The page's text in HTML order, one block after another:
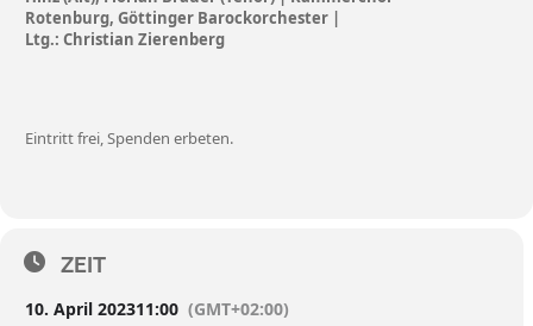
Rotenburg, Göttinger Barockorchester |
Ltg.: Christian Zierenberg
Eintritt frei, Spenden erbeten.
ZEIT
10. April 202311:00 (GMT+02:00)